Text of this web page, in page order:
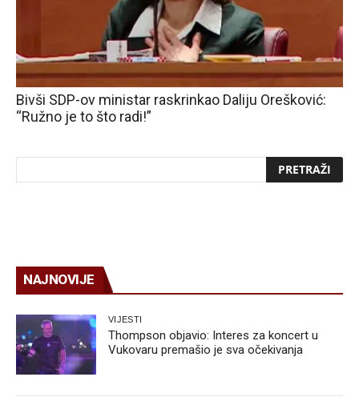
Bivši SDP-ov ministar raskrinkao Daliju Orešković:
“Ružno je to što radi!”
NAJNOVIJE
VIJESTI
Thompson objavio: Interes za koncert u
Vukovaru premašio je sva očekivanja